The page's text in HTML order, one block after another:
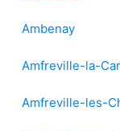
Ambenay
Amfreville-la-
Amfreville-les-